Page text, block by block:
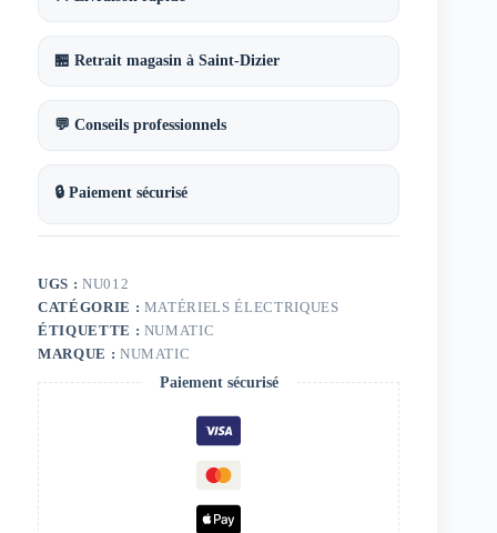
🏪 Retrait magasin à Saint-Dizier
💬 Conseils professionnels
🔒 Paiement sécurisé
UGS : NU012
CATÉGORIE : MATÉRIELS ÉLECTRIQUES
ÉTIQUETTE : NUMATIC
MARQUE : NUMATIC
Paiement sécurisé